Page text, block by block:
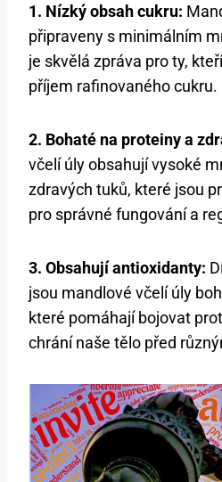
1. Nízký obsah cukru:
připraveny s minimálním
je skvělá zpráva pro ty,
příjem rafinovaného cukru.
2. Bohaté na proteiny a
včelí úly obsahují vysoké
zdravých tuků, které jsou
pro správné fungování a
3. Obsahují antioxidanty:
jsou mandlové včelí úly
které pomáhají bojovat
chrání naše tělo před